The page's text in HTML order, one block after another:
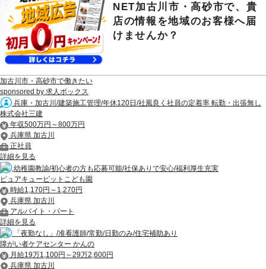
NET加古川市・高砂市で、貴
店の情報を地域のお客様へ届
けませんか？
加古川市・高砂市で働きたい
sponsored by 求人ボックス
兵庫・加古川/建築施工管理/年休120日/社風良く社員の定着率 転勤・出張無し
株式会社三建
年収500万円～800万円
兵庫県 加古川
正社員
詳細を見る
幼稚園教諭/初心者の方も応募可能/社保ありで安心/福利厚生充実
ピュアキューピットこども園
時給1,170円～1,270円
兵庫県 加古川
アルバイト・パート
詳細を見る
「夜勤なし」/准看護師/常勤/日勤のみ/住宅補助あり
障がい者ケアセンター かんの
月給19万1,100円～29万2,600円
兵庫県 加古川